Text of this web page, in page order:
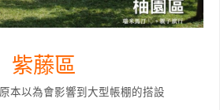
紫藤區
本以為會影響到大型帳棚的搭設